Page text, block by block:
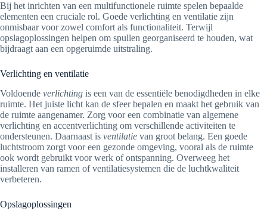
Bij het inrichten van een multifunctionele ruimte spelen bepaalde
elementen een cruciale rol. Goede verlichting en ventilatie zijn
onmisbaar voor zowel comfort als functionaliteit. Terwijl
opslagoplossingen helpen om spullen georganiseerd te houden, wat
bijdraagt aan een opgeruimde uitstraling.
Verlichting en ventilatie
Voldoende verlichting is een van de essentiële benodigdheden in elke
ruimte. Het juiste licht kan de sfeer bepalen en maakt het gebruik van
de ruimte aangenamer. Zorg voor een combinatie van algemene
verlichting en accentverlichting om verschillende activiteiten te
ondersteunen. Daarnaast is ventilatie van groot belang. Een goede
luchtstroom zorgt voor een gezonde omgeving, vooral als de ruimte
ook wordt gebruikt voor werk of ontspanning. Overweeg het
installeren van ramen of ventilatiesystemen die de luchtkwaliteit
verbeteren.
Opslagoplossingen